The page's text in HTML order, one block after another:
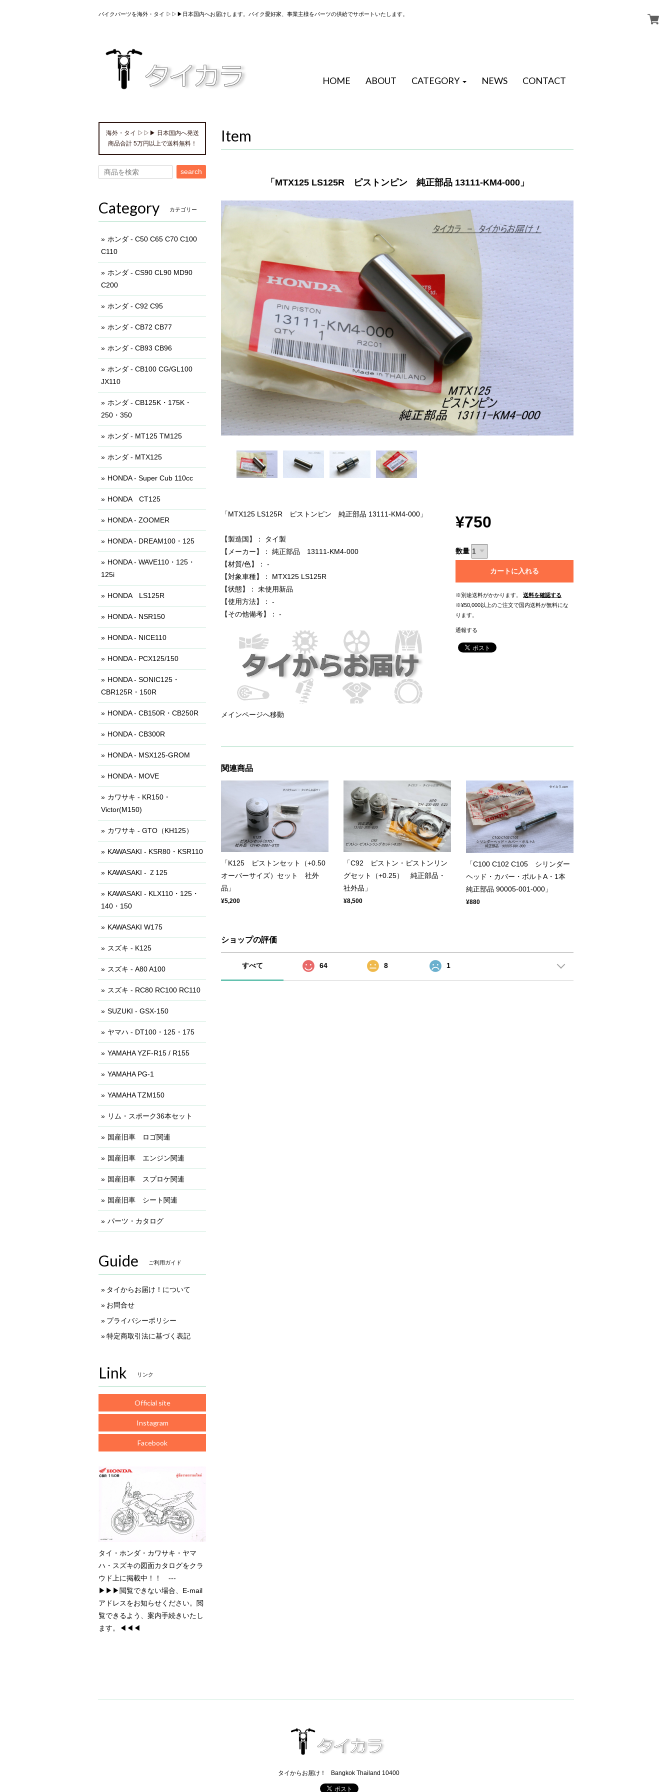
バイクパーツを海外・タイ ▷▷▶日本国内へお届けします。バイク愛好家、事業主様をパーツの供給でサポートいたします。
HOME ABOUT CATEGORY NEWS CONTACT
Item
「MTX125 LS125R ピストンピン 純正部品 13111-KM4-000」
「MTX125 LS125R ピストンピン 純正部品 13111-KM4-000」
【製造国】： タイ製
【メーカー】： 純正部品 13111-KM4-000
【材質/色】： -
【対象車種】： MTX125 LS125R
【状態】： 未使用新品
【使用方法】： -
【その他備考】： -
メインページへ移動
¥750
数量
カートに入れる
※別途送料がかかります。
送料を確認する
※¥50,000以上のご注文で国内送料が無料にな
ります。
通報する
関連商品
「K125 ピストンセット（+0.50
オーバーサイズ）セット 社外
品」
¥5,200
「C92 ピストン・ピストンリン
グセット（+0.25） 純正部品・
社外品」
¥8,500
「C100 C102 C105 シリンダー
ヘッド・カバー・ボルトA・1本
純正部品 90005-001-000」
¥880
ショップの評価
すべて 64 8 1
海外・タイ ▷▷▶ 日本国内へ発送
商品合計 5万円以上で送料無料！
search
Category カテゴリー
ホンダ - C50 C65 C70 C100
C110
ホンダ - CS90 CL90 MD90
C200
ホンダ - C92 C95
ホンダ - CB72 CB77
ホンダ - CB93 CB96
ホンダ - CB100 CG/GL100
JX110
ホンダ - CB125K・175K・
250・350
ホンダ - MT125 TM125
ホンダ - MTX125
HONDA - Super Cub 110cc
HONDA CT125
HONDA - ZOOMER
HONDA - DREAM100・125
HONDA - WAVE110・125・
125i
HONDA LS125R
HONDA - NSR150
HONDA - NICE110
HONDA - PCX125/150
HONDA - SONIC125・
CBR125R・150R
HONDA - CB150R・CB250R
HONDA - CB300R
HONDA - MSX125-GROM
HONDA - MOVE
カワサキ - KR150・
Victor(M150)
カワサキ - GTO（KH125）
KAWASAKI - KSR80・KSR110
KAWASAKI - Ｚ125
KAWASAKI - KLX110・125・
140・150
KAWASAKI W175
スズキ - K125
スズキ - A80 A100
スズキ - RC80 RC100 RC110
SUZUKI - GSX-150
ヤマハ - DT100・125・175
YAMAHA YZF-R15 / R155
YAMAHA PG-1
YAMAHA TZM150
リム・スポーク36本セット
国産旧車 ロゴ関連
国産旧車 エンジン関連
国産旧車 スプロケ関連
国産旧車 シート関連
パーツ・カタログ
Guide ご利用ガイド
タイからお届け！について
お問合せ
プライバシーポリシー
特定商取引法に基づく表記
Link リンク
Official site
Instagram
Facebook
タイ・ホンダ・カワサキ・ヤマ
ハ・スズキの図面カタログをクラ
ウド上に掲載中！！ ---
▶▶▶閲覧できない場合、E-mail
アドレスをお知らせください。閲
覧できるよう、案内手続きいたし
ます。◀◀◀
タイからお届け！ Bangkok Thailand 10400